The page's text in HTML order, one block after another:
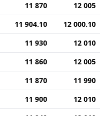
11 870
12 005
11 904.10
12 000.10
11 930
12 010
11 860
12 005
11 870
11 990
11 900
12 010